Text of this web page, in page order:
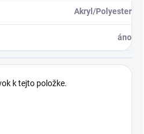
Akryl/Polyester
áno
k tejto položke.